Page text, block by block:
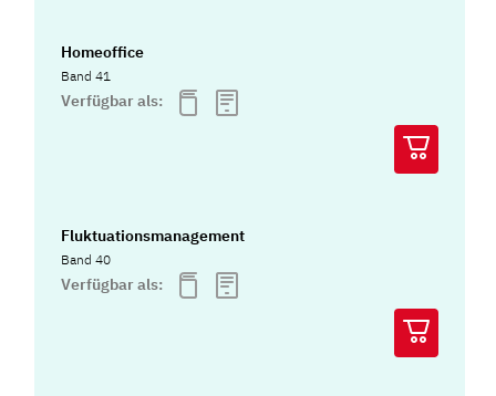
Homeoffice
Band 41
Verfügbar als:
Fluktuationsmanagement
Band 40
Verfügbar als: